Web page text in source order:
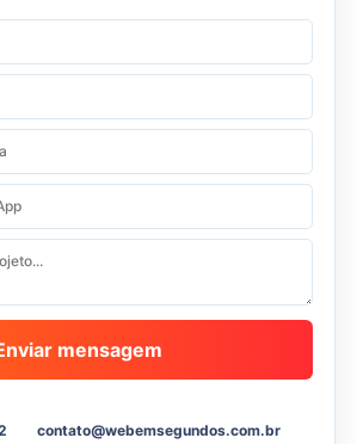
mensagem
contato@webemsegundos.com.br